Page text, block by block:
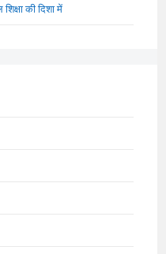
की दिशा में